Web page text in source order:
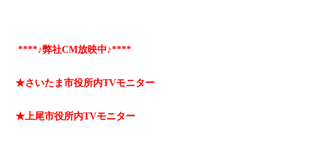
****♪弊社CM放映中♪****
★さいたま市役所内TVモニター
★上尾市役所内TVモニター